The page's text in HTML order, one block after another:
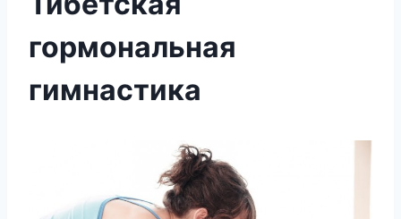
гормональная
гимнастика